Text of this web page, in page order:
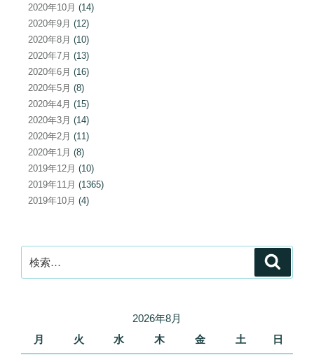
2020年10月 (14)
2020年9月 (12)
2020年8月 (10)
2020年7月 (13)
2020年6月 (16)
2020年5月 (8)
2020年4月 (15)
2020年3月 (14)
2020年2月 (11)
2020年1月 (8)
2019年12月 (10)
2019年11月 (1365)
2019年10月 (4)
索:
2026年8月
月
火 水 木 金 土 日